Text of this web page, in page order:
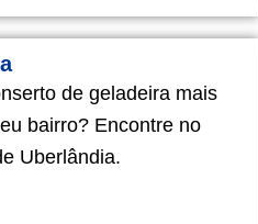
de geladeira mais
bairro? Encontre no
Uberlândia.